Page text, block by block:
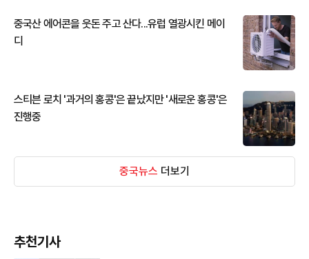
중국산 에어콘을 웃돈 주고 산다...유럽 열광시킨 메이
디
스티븐 로치 '과거의 홍콩'은 끝났지만 '새로운 홍콩'은
진행중
중국뉴스 더보기
추천기사